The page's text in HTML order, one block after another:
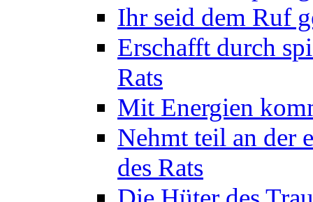
Ihr seid dem Ruf
Erschafft durch
Rats
Mit Energien
Nehmt teil an der
des Rats